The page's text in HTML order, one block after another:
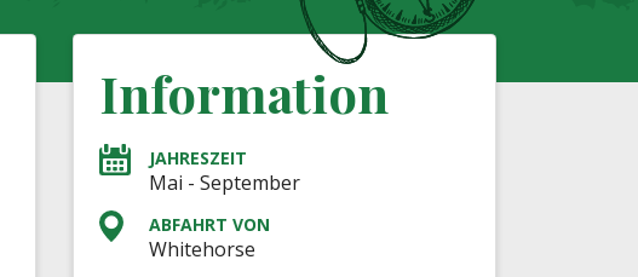
Information
JAHRESZEIT
Mai - September
ABFAHRT VON
Whitehorse